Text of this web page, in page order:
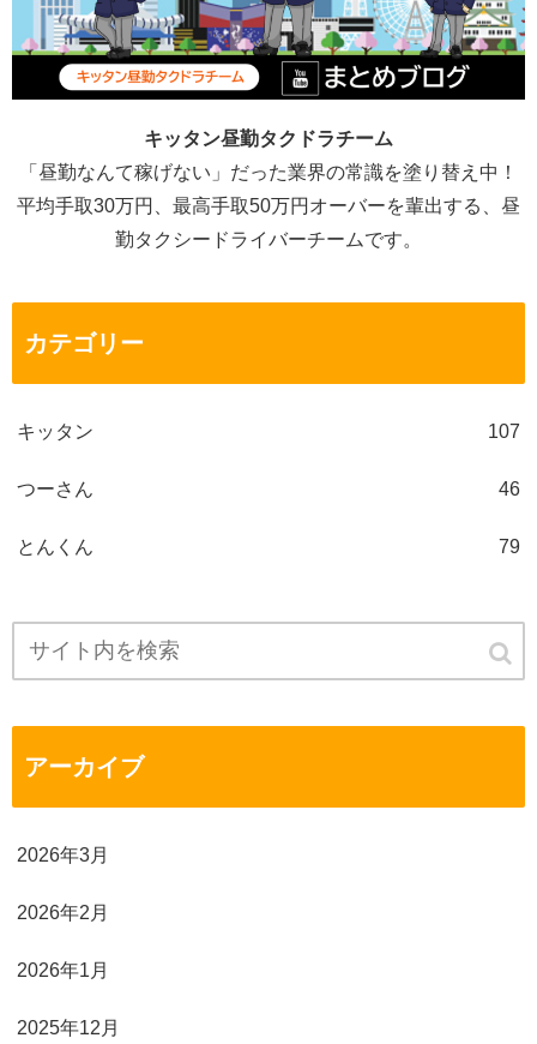
キッタン昼勤タクドラチーム
「昼勤なんて稼げない」だった業界の常識を塗り替え中！
平均手取30万円、最高手取50万円オーバーを輩出する、昼
勤タクシードライバーチームです。
カテゴリー
キッタン 107
つーさん 46
とんくん 79
アーカイブ
2026年3月
2026年2月
2026年1月
2025年12月